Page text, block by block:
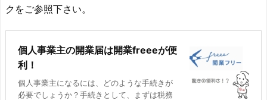
クをご参照下さい。
個人事業主の開業届は開業freeeが便
利！
個人事業主になるには、どのような手続きが
必要でしょうか？手続きとして、まずは税務